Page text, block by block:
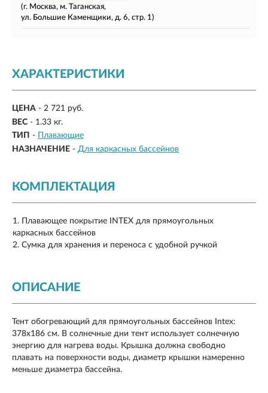
(г. Москва, м. Таганская,
ул. Большие Каменщики, д. 6, стр. 1)
ХАРАКТЕРИСТИКИ
ЦЕНА - 2 721 руб.
ВЕС - 1.33 кг.
ТИП - Плавающие
НАЗНАЧЕНИЕ - Для каркасных бассейнов
КОМПЛЕКТАЦИЯ
Плавающее покрытие INTEX для прямоугольных
каркасных бассейнов
Сумка для хранения и переноса с удобной ручкой
ОПИСАНИЕ
Тент обогревающий для прямоугольных бассейнов Intex:
378х186 см. В солнечные дни тент использует солнечную
энергию для нагрева воды. Крышка должна свободно
плавать на поверхности воды, диаметр крышки намеренно
меньше диаметра бассейна.